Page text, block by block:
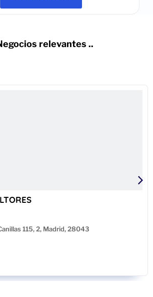
relevantes ..
115, 2, Madrid, 28043